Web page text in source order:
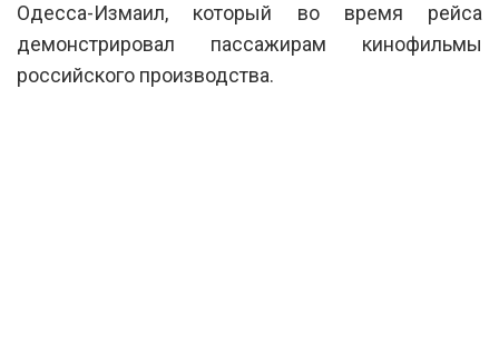
Одесса-Измаил, который во время рейса
демонстрировал пассажирам кинофильмы
российского производства.